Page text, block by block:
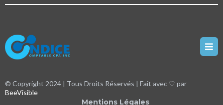
© Copyright 2024 | Tous Droits Réservés | Fait avec ♡ par
BeeVisible
Mentions Légales